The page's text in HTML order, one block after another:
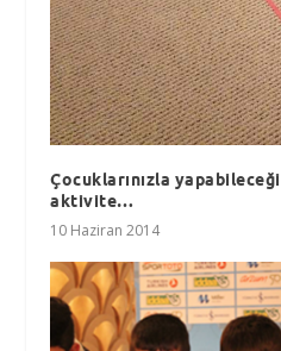
Çocuklarınızla
aktivite…
10 Haziran 2014